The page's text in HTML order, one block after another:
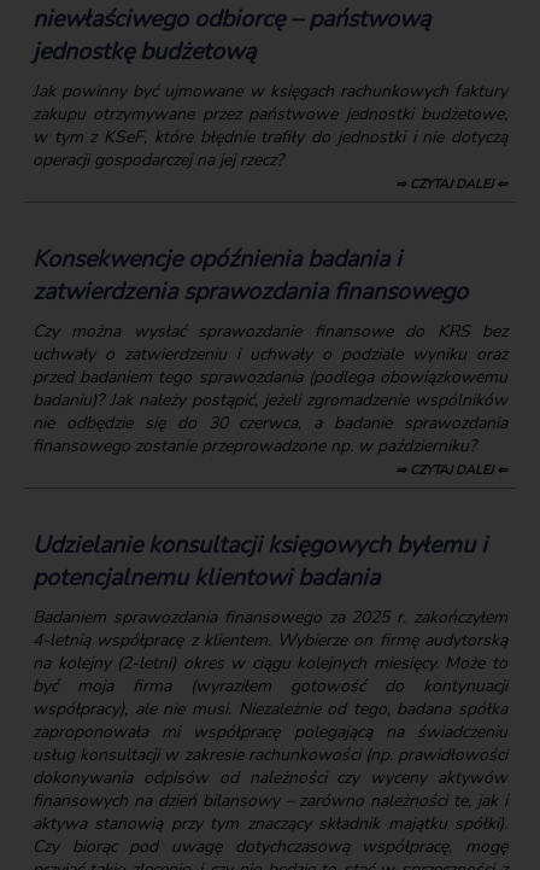
niewłaściwego odbiorcę – państwową
jednostkę budżetową
Jak powinny być ujmowane w księgach rachunkowych faktury
zakupu otrzymywane przez państwowe jednostki budżetowe,
w tym z KSeF, które błędnie trafiły do jednostki i nie dotyczą
operacji gospodarczej na jej rzecz?
⇒ CZYTAJ DALEJ ⇐
Konsekwencje opóźnienia badania i
zatwierdzenia sprawozdania finansowego
Czy można wysłać sprawozdanie finansowe do KRS bez
uchwały o zatwierdzeniu i uchwały o podziale wyniku oraz
przed badaniem tego sprawozdania (podlega obowiązkowemu
badaniu)? Jak należy postąpić, jeżeli zgromadzenie wspólników
nie odbędzie się do 30 czerwca, a badanie sprawozdania
finansowego zostanie przeprowadzone np. w październiku?
⇒ CZYTAJ DALEJ ⇐
Udzielanie konsultacji księgowych byłemu i
potencjalnemu klientowi badania
Badaniem sprawozdania finansowego za 2025 r. zakończyłem
4-letnią współpracę z klientem. Wybierze on firmę audytorską
na kolejny (2-letni) okres w ciągu kolejnych miesięcy. Może to
być moja firma (wyraziłem gotowość do kontynuacji
współpracy), ale nie musi. Niezależnie od tego, badana spółka
zaproponowała mi współpracę polegającą na świadczeniu
usług konsultacji w zakresie rachunkowości (np. prawidłowości
dokonywania odpisów od należności czy wyceny aktywów
finansowych na dzień bilansowy – zarówno należności te, jak i
aktywa stanowią przy tym znaczący składnik majątku spółki).
Czy biorąc pod uwagę dotychczasową współpracę, mogę